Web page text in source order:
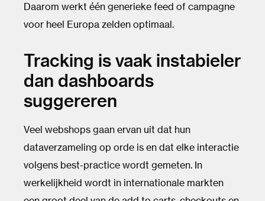
Daarom werkt één generieke feed of campagne
voor heel Europa zelden optimaal.
Tracking is vaak instabieler
dan dashboards
suggereren
Veel webshops gaan ervan uit dat hun
dataverzameling op orde is en dat elke interactie
volgens best-practice wordt gemeten. In
werkelijkheid wordt in internationale markten